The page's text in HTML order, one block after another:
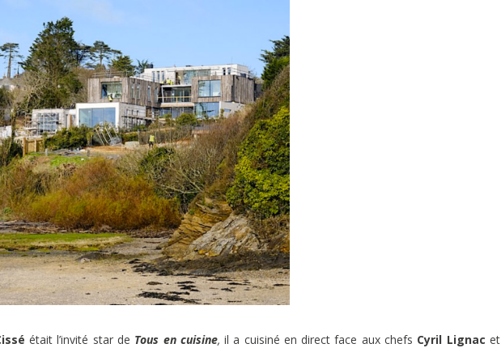
était l’invité star de Tous en cuisine, il a cuisiné en direct face aux chefs Cyril Lignac et